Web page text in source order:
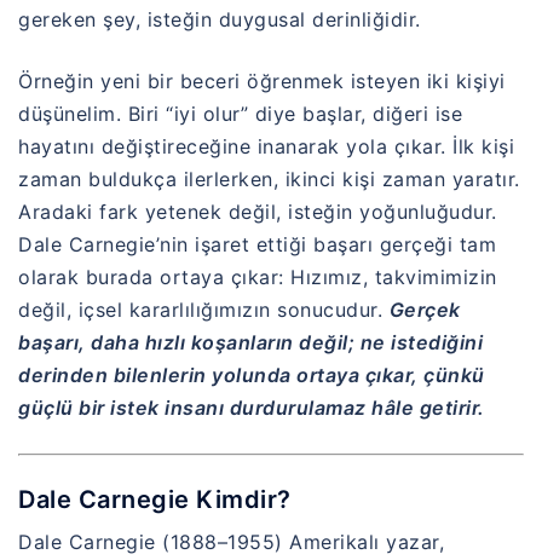
gereken şey, isteğin duygusal derinliğidir.
Örneğin yeni bir beceri öğrenmek isteyen iki kişiyi
düşünelim. Biri “iyi olur” diye başlar, diğeri ise
hayatını değiştireceğine inanarak yola çıkar. İlk kişi
zaman buldukça ilerlerken, ikinci kişi zaman yaratır.
Aradaki fark yetenek değil, isteğin yoğunluğudur.
Dale Carnegie’nin işaret ettiği başarı gerçeği tam
olarak burada ortaya çıkar: Hızımız, takvimimizin
değil, içsel kararlılığımızın sonucudur. Gerçek
başarı, daha hızlı koşanların değil; ne istediğini
derinden bilenlerin yolunda ortaya çıkar, çünkü
güçlü bir istek insanı durdurulamaz hâle getirir.
Dale Carnegie Kimdir?
Dale Carnegie (1888–1955) Amerikalı yazar,